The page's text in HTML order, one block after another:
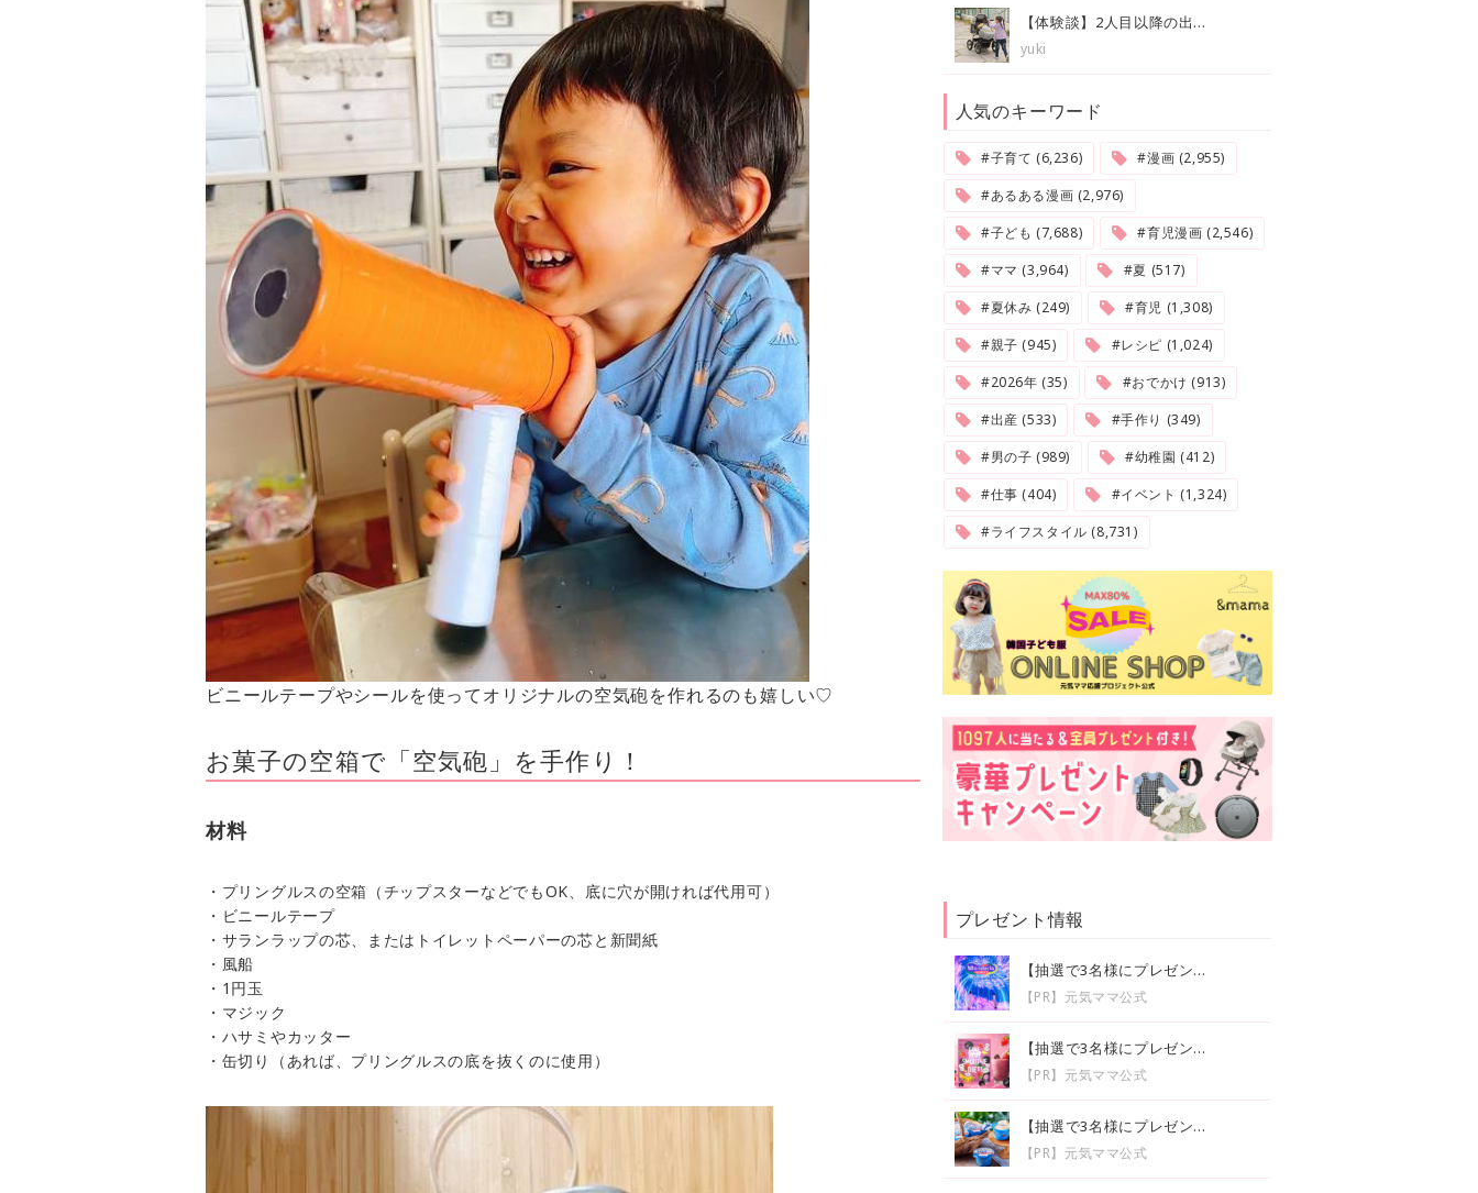
ビニールテープやシールを使ってオリジナルの空気砲を作れるのも嬉しい♡
お菓子の空箱で「空気砲」を手作り！
材料
・プリングルスの空箱（チップスターなどでもOK、底に穴が開ければ代用可）
・ビニールテープ
・サランラップの芯、またはトイレットペーパーの芯と新聞紙
・風船
・1円玉
・マジック
・ハサミやカッター
・缶切り（あれば、プリングルスの底を抜くのに使用）
【体験談】2人目以降の出...
yuki
人気のキーワード
#子育て (6,236)
#漫画 (2,955)
#あるある漫画 (2,976)
#子ども (7,688)
#育児漫画 (2,546)
#ママ (3,964)
#夏 (517)
#夏休み (249)
#育児 (1,308)
#親子 (945)
#レシピ (1,024)
#2026年 (35)
#おでかけ (913)
#出産 (533)
#手作り (349)
#男の子 (989)
#幼稚園 (412)
#仕事 (404)
#イベント (1,324)
#ライフスタイル (8,731)
プレゼント情報
【抽選で3名様にプレゼン...
【PR】元気ママ公式
【抽選で3名様にプレゼン...
【PR】元気ママ公式
【抽選で3名様にプレゼン...
【PR】元気ママ公式